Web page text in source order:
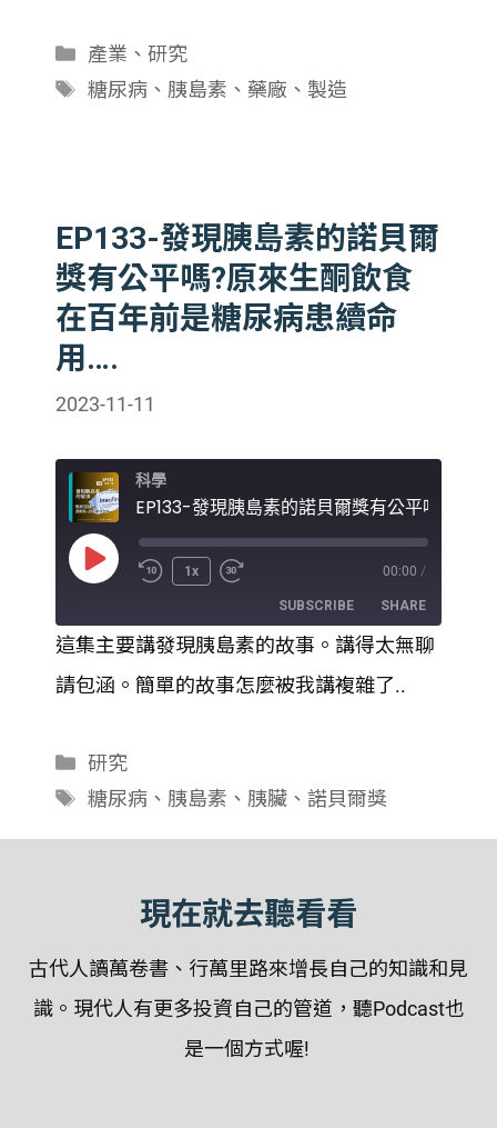
分
類
產業 、 研究
標
糖尿病、 胰島素 、 藥廠 、 製造
EP133-發現胰島素的諾貝爾
獎有公平嗎?原來生酮飲食
在百年前是糖尿病患續命
用….
2023-11-11
科學
Play
1x 00:00 /
SUBSCRIBE SHARE
RSS FEED
SHARE
EMBED
這集主要講發現胰島素的故事。講得太無聊
請包涵。簡單的故事怎麼被我講複雜了..
分
類
研究
標
糖尿病、 胰島素 、 胰臟、 諾貝爾獎
現在就去聽看看
古代人讀萬卷書、行萬里路來增長自己的知識和見
識。現代人有更多投資自己的管道，聽Podcast也
是一個方式喔!